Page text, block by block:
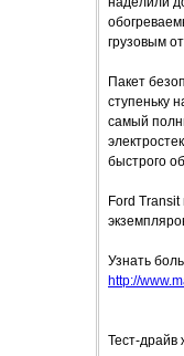
грузовым
Пакет
ступеньку
самый
быстрого
Ford
Узнать
http://
Тест-